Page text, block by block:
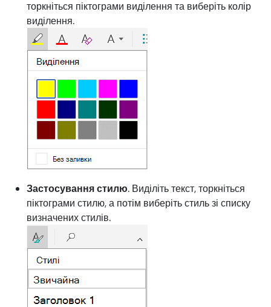
торкніться піктограми виділення та виберіть колір
виділення.
Застосування стилю. Виділіть текст, торкніться
піктограми стилю, а потім виберіть стиль зі списку
визначених стилів.